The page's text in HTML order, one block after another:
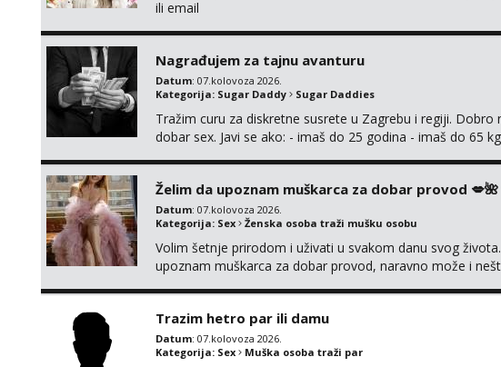
ili email
Nagrađujem za tajnu avanturu
Datum: 07.kolovoza 2026.
Kategorija: Sugar Daddy Sugar Daddies
Tražim curu za diskretne susrete u Zagrebu i regiji.
dobar sex. Javi se ako: - imaš do 25 godina - imaš do 65
Želim da upoznam muškarca za dobar provod 💋🌺
Datum: 07.kolovoza 2026.
Kategorija: Sex Ženska osoba traži mušku osobu
Volim šetnje prirodom i uživati u svakom danu svog
upoznam muškarca za dobar provod, naravno može i
Trazim hetro par ili damu
Datum: 07.kolovoza 2026.
Kategorija: Sex Muška osoba traži par